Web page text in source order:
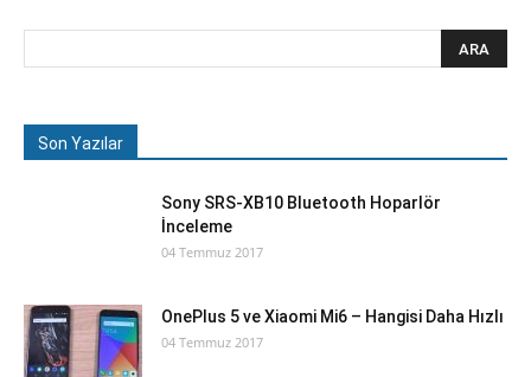
Son Yazılar
Sony SRS-XB10 Bluetooth Hoparlör
İnceleme
04 Temmuz 2017
OnePlus 5 ve Xiaomi Mi6 – Hangisi Daha Hızlı
04 Temmuz 2017